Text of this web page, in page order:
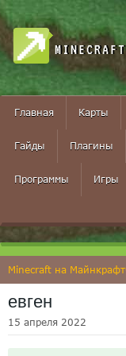
Главная Карты
Гайды Плагины
Программы Игры
Minecraft на
евген
15 апреля 2022